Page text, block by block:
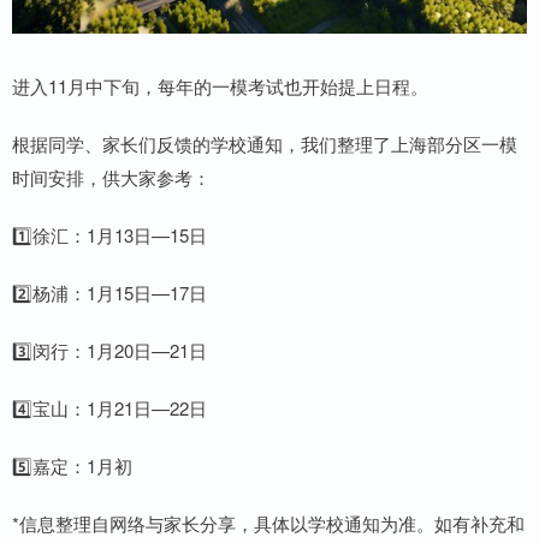
进入11月中下旬，每年的一模考试也开始提上日程。
根据同学、家长们反馈的学校通知，我们整理了上海部分区一模
时间安排，供大家参考：
1️⃣徐汇：1月13日—15日
2️⃣杨浦：1月15日—17日
3️⃣闵行：1月20日—21日
4️⃣宝山：1月21日—22日
5️⃣嘉定：1月初
*信息整理自网络与家长分享，具体以学校通知为准。如有补充和